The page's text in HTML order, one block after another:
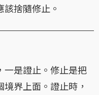
捨隨修止。
是證止。修止是把
界上面。證止時，